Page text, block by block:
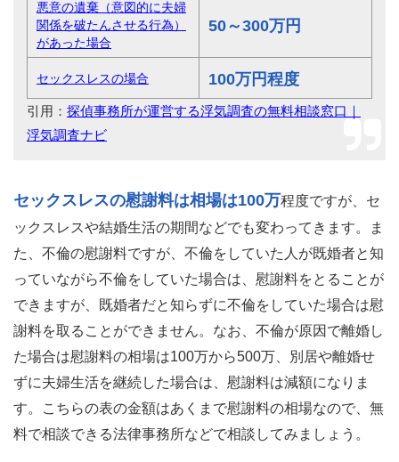
悪意の遺棄（意図的に夫婦
関係を破たんさせる行為）
があった場合
50～300万円
セックスレスの場合 100万円程度
引用： 探偵事務所が運営する浮気調査の無料相談窓口｜
浮気調査ナビ
セックスレスの慰謝料は相場は100万程度ですが、セ
ックスレスや結婚生活の期間などでも変わってきます。ま
た、不倫の慰謝料ですが、不倫をしていた人が既婚者と知
っていながら不倫をしていた場合は、慰謝料をとることが
できますが、既婚者だと知らずに不倫をしていた場合は慰
謝料を取ることができません。なお、不倫が原因で離婚し
た場合は慰謝料の相場は100万から500万、別居や離婚せ
ずに夫婦生活を継続した場合は、慰謝料は減額になりま
す。こちらの表の金額はあくまで慰謝料の相場なので、無
料で相談できる法律事務所などで相談してみましょう。